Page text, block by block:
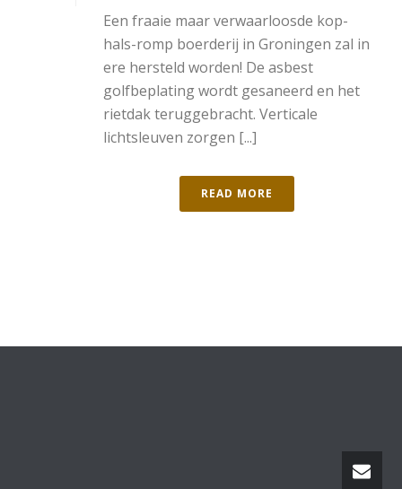
Een fraaie maar verwaarloosde kop-
hals-romp boerderij in Groningen zal in
ere hersteld worden! De asbest
golfbeplating wordt gesaneerd en het
rietdak teruggebracht. Verticale
lichtsleuven zorgen [...]
READ MORE